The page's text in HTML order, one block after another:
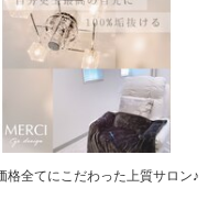
全てにこだわった上質サロン♪